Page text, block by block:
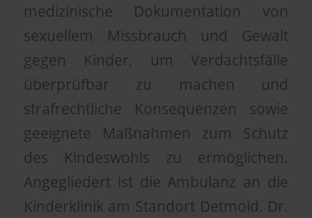
medizinische Dokumentation von
sexuellem Missbrauch und Gewalt
gegen Kinder, um Verdachtsfälle
überprüfbar zu machen und
strafrechtliche Konsequenzen sowie
geeignete Maßnahmen zum Schutz
des Kindeswohls zu ermöglichen.
Angegliedert ist die Ambulanz an die
Kinderklinik am Standort Detmold. Dr.